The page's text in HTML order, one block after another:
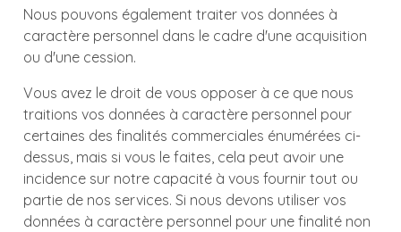
Nous pouvons également traiter vos données à
caractère personnel dans le cadre d'une acquisition
ou d'une cession.
Vous avez le droit de vous opposer à ce que nous
traitions vos données à caractère personnel pour
certaines des finalités commerciales énumérées ci-
dessus, mais si vous le faites, cela peut avoir une
incidence sur notre capacité à vous fournir tout ou
partie de nos services. Si nous devons utiliser vos
données à caractère personnel pour une finalité non